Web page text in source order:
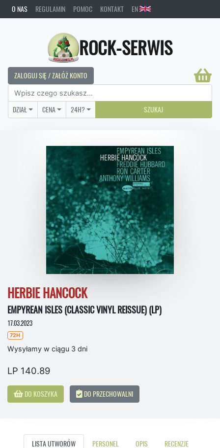
O NAS REGULAMIN POMOC KONTAKT EN
ROCK-SERWIS
ZALOGUJ SIĘ / ZAŁÓŻ KONTO
DZIAŁ CENA 24H? SZUKAJ
HERBIE HANCOCK
EMPYREAN ISLES (CLASSIC VINYL REISSUE) (LP)
17.03.2023
72H
Wysyłamy w ciągu 3 dni
LP 140.89
DO KOSZYKA DO PRZECHOWALNI
LISTA UTWORÓW PERSONEL OPIS RECENZJE